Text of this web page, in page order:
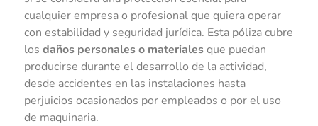
cualquier empresa o profesional que quiera operar
con estabilidad y seguridad jurídica. Esta póliza cubre
los daños personales o materialesque puedan
producirse durante el desarrollo de la actividad,
desde accidentes en las instalaciones hasta
perjuicios ocasionados por empleados o por el uso
de maquinaria.